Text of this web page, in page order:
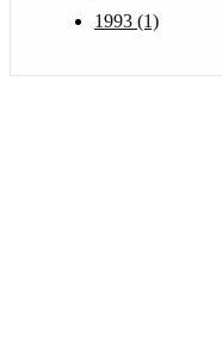
1993 (1)